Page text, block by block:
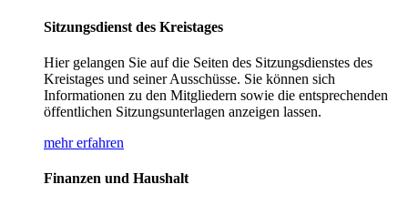
Sitzungsdienst des Kreistages
Hier gelangen Sie auf die Seiten des Sitzungsdienstes des
Kreistages und seiner Ausschüsse. Sie können sich
Informationen zu den Mitgliedern sowie die entsprechenden
öffentlichen Sitzungsunterlagen anzeigen lassen.
mehr erfahren
Finanzen und Haushalt